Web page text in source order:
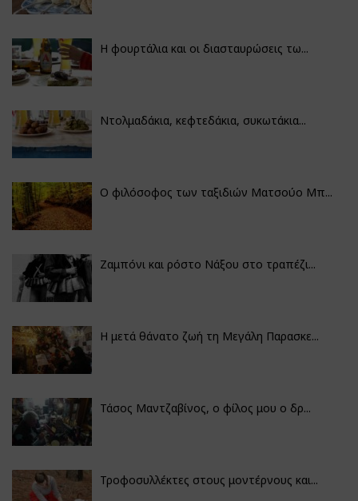
Η φουρτάλια και οι διασταυρώσεις τω...
Ντολμαδάκια, κεφτεδάκια, συκωτάκια...
Ο φιλόσοφος των ταξιδιών Ματσούο Μπ...
Ζαμπόνι και ρόστο Νάξου στο τραπέζι...
Η μετά θάνατο ζωή τη Μεγάλη Παρασκε...
Τάσος Μαντζαβίνος, ο φίλος μου ο δρ...
Τροφοσυλλέκτες στους μοντέρνους και...